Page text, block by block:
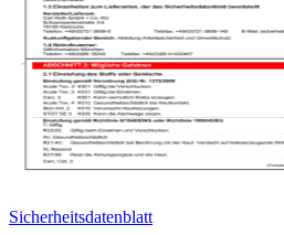
Sicherheitsdatenblatt